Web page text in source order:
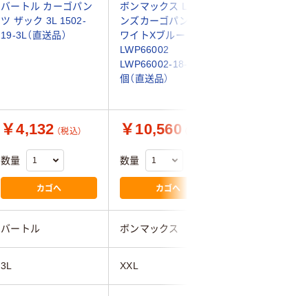
バートル カーゴパン
ツ ザック 3L 1502-
19-3L（直送品）
ボンマックス Leeメ
ンズカーゴパンツ ホ
ワイトXブルー XXL
LWP66002
LWP66002-18-XXL 1
個（直送品）
￥4,132 （税込）
数量
カゴへ
￥10,560
数量
カゴへ
バートル ボンマックス
3L XXL